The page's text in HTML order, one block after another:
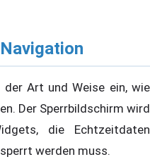
Art und Weise ein, wie
Der Sperrbildschirm wird
die Echtzeitdaten
werden muss.